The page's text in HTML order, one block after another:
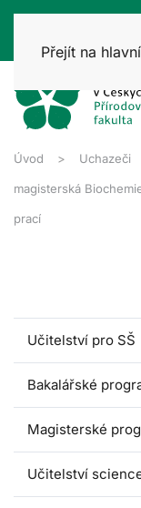
Přejít na
Úvod Uchazeči
magisterská
prací
Učitelství pro SŠ
Bakalářské
Magisterské
Učitelství